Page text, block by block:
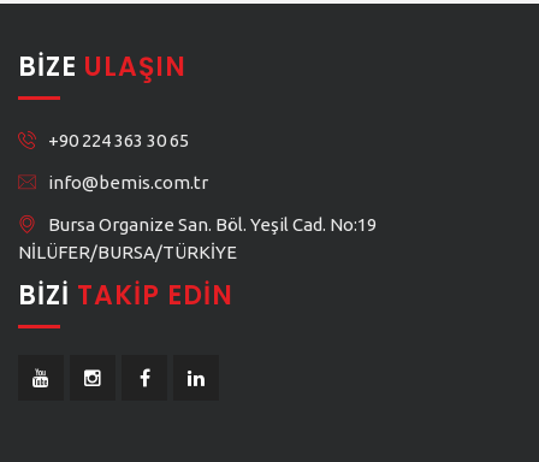
BIZE ULAŞIN
+90 224 363 30 65
info@bemis.com.tr
Bursa Organize San. Böl. Yeşil Cad. No:19
NİLÜFER/BURSA/TÜRKİYE
BIZI TAKIP EDIN